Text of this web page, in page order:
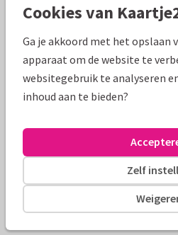
Productinformatie
vrolijke planten in pot. Alle tekst
Alle kaarten zijn helemaal naar
Aniet
Cookies van
Ga je akkoord met het opslaan
apparaat om de website te
websitegebruik te analyseren
inhoud aan te bieden?
Zelf